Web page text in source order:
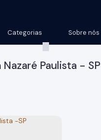
Sobre nós
Categorias
Paulista - SP